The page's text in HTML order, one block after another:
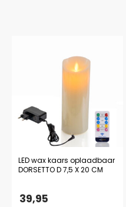
LED wax kaars oplaadbaar
DORSETTO D 7,5 X 20 CM
39,95